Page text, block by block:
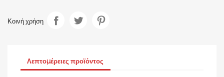
Κοινή χρήση
Λεπτομέρειες προϊόντος